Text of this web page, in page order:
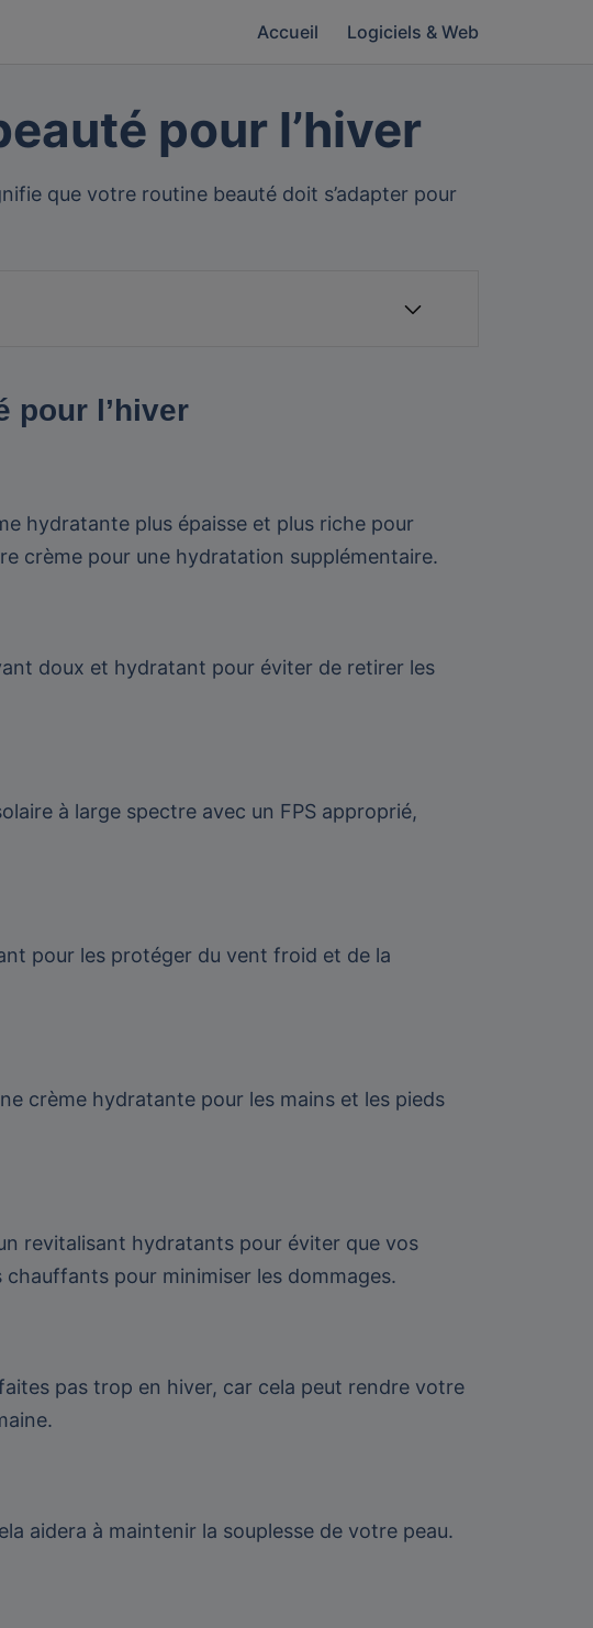
Accueil Logiciels & Web
pour l’hiver
que votre routine beauté doit s’adapter pour
pour l’hiver
hydratante plus épaisse et plus riche pour
crème pour une hydratation supplémentaire.
doux et hydratant pour éviter de retirer les
à large spectre avec un FPS approprié,
pour les protéger du vent froid et de la
crème hydratante pour les mains et les pieds
revitalisant hydratants pour éviter que vos
pour minimiser les dommages.
pas trop en hiver, car cela peut rendre votre
aidera à maintenir la souplesse de votre peau.